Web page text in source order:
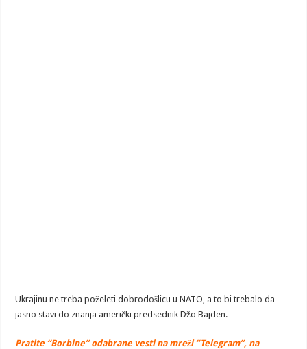
Ukrajinu ne treba poželeti dobrodošlicu u NATO, a to bi trebalo da
jasno stavi do znanja američki predsednik Džo Bajden.
Pratite “Borbine” odabrane vesti na mreži “Telegram”, na